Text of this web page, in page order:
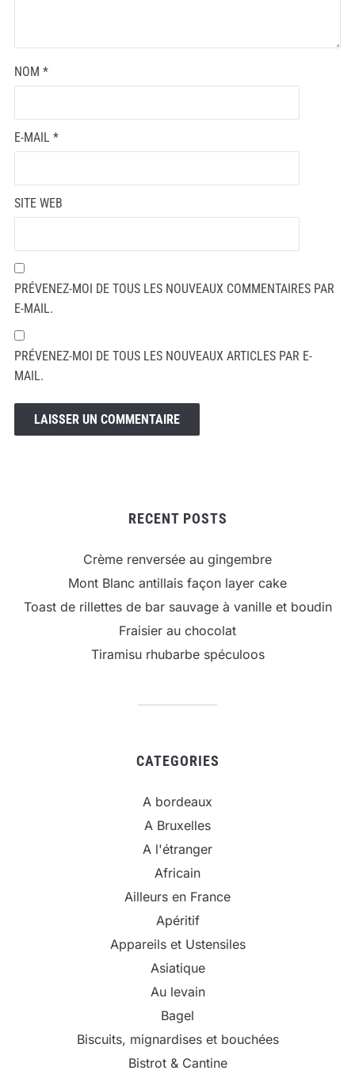
NOM *
E-MAIL *
SITE WEB
PRÉVENEZ-MOI DE TOUS LES NOUVEAUX COMMENTAIRES PAR
E-MAIL.
PRÉVENEZ-MOI DE TOUS LES NOUVEAUX ARTICLES PAR E-
MAIL.
RECENT POSTS
Crème renversée au gingembre
Mont Blanc antillais façon layer cake
Toast de rillettes de bar sauvage à vanille et boudin
Fraisier au chocolat
Tiramisu rhubarbe spéculoos
CATEGORIES
A bordeaux
A Bruxelles
A l'étranger
Africain
Ailleurs en France
Apéritif
Appareils et Ustensiles
Asiatique
Au levain
Bagel
Biscuits, mignardises et bouchées
Bistrot & Cantine